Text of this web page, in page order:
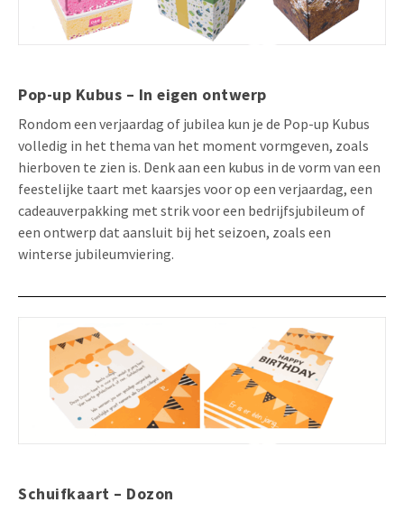
Pop-up Kubus – In eigen ontwerp
Rondom een verjaardag of jubilea kun je de Pop-up Kubus
volledig in het thema van het moment vormgeven, zoals
hierboven te zien is. Denk aan een kubus in de vorm van een
feestelijke taart met kaarsjes voor op een verjaardag, een
cadeauverpakking met strik voor een bedrijfsjubileum of
een ontwerp dat aansluit bij het seizoen, zoals een
winterse jubileumviering.
Schuifkaart – Dozon
Budget kaarten
Andere opvallende mailings
Alle producten
Marketing voor Scholen
Horeca Marketing
Food Marketing